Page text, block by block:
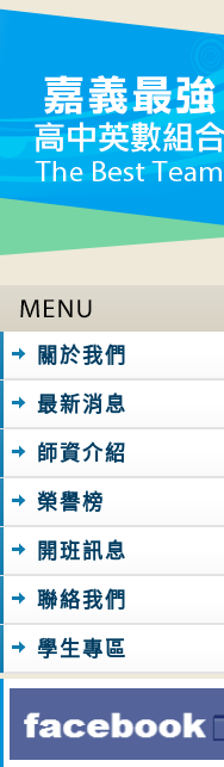
關於我們
最新消息
師資介紹
榮譽榜
開班訊息
聯絡我們
學生專區